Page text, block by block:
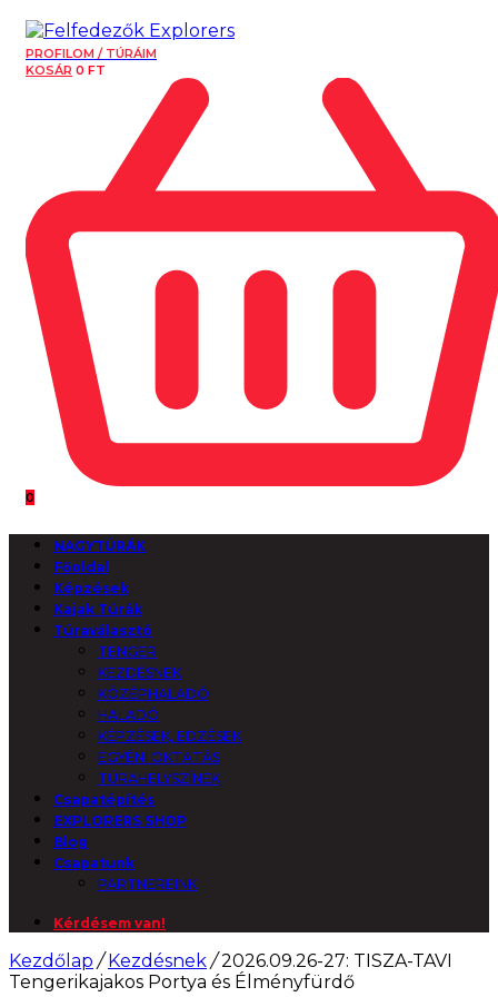
PROFILOM / TÚRÁIM
KOSÁR 0 FT
0
NAGYTÚRÁK
Főoldal
Képzések
Kajak Túrák
Túraválasztó
TENGER
KEZDÉSNEK
KÖZÉPHALADÓ
HALADÓ
KÉPZÉSEK, EDZÉSEK
EGYÉNI OKTATÁS
TÚRAHELYSZÍNEK
Csapatépítés
EXPLORERS SHOP
Blog
Csapatunk
PARTNEREINK
Kérdésem van!
Kezdőlap / Kezdésnek /2026.09.26-27: TISZA-TAVI
Tengerikajakos Portya és Élményfürdő